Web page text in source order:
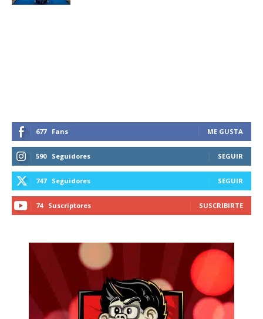
receive all the news of vaping and
tobacco harm reduction in your email.
SUBSCRIBIRSE
677 Fans ME GUSTA
590 Seguidores SEGUIR
747 Seguidores SEGUIR
74 Suscriptores SUSCRIBIRTE